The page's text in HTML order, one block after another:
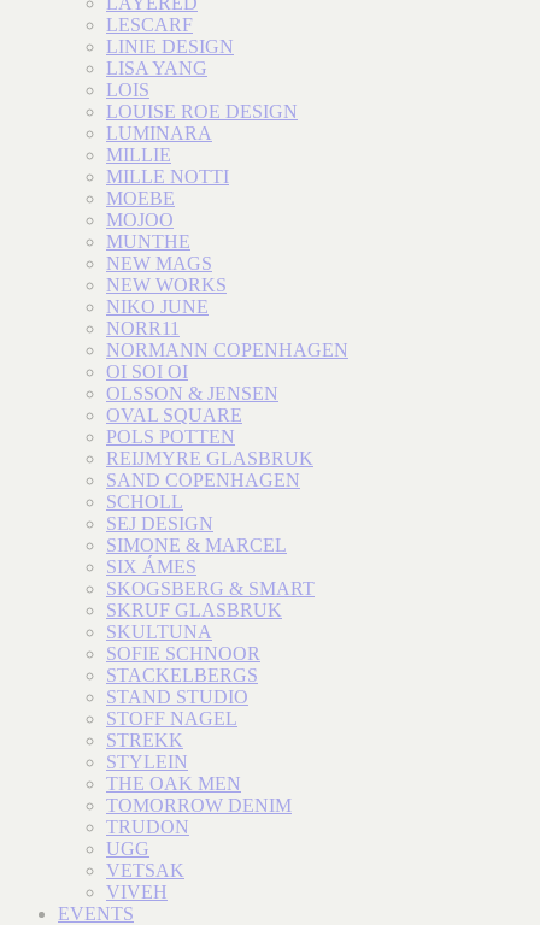
LESCARF
LINIE DESIGN
LISA YANG
LOIS
LOUISE ROE DESIGN
LUMINARA
MILLIE
MILLE NOTTI
MOEBE
MOJOO
MUNTHE
NEW MAGS
NEW WORKS
NIKO JUNE
NORR11
NORMANN COPENHAGEN
OI SOI OI
OLSSON & JENSEN
OVAL SQUARE
POLS POTTEN
REIJMYRE GLASBRUK
SAND COPENHAGEN
SCHOLL
SEJ DESIGN
SIMONE & MARCEL
SIX ÁMES
SKOGSBERG & SMART
SKRUF GLASBRUK
SKULTUNA
SOFIE SCHNOOR
STACKELBERGS
STAND STUDIO
STOFF NAGEL
STREKK
STYLEIN
THE OAK MEN
TOMORROW DENIM
TRUDON
UGG
VETSAK
VIVEH
EVENTS